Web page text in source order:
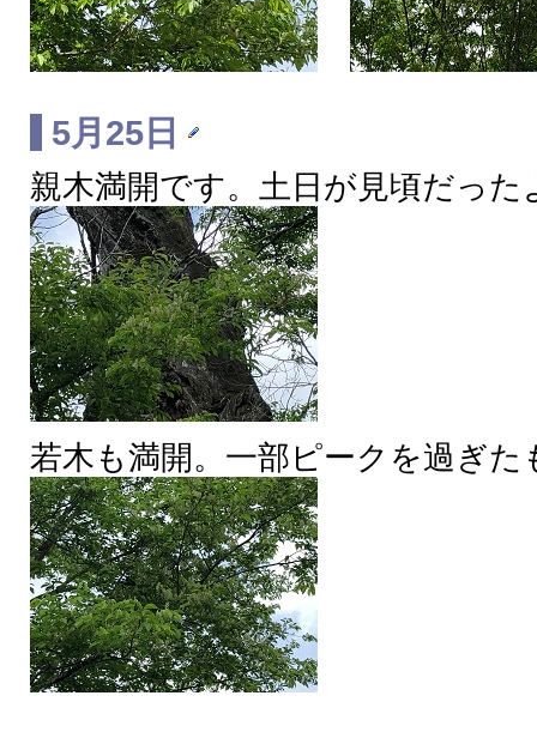
5月25日
親木満開です。土日が見頃だった
若木も満開。一部ピークを過ぎ